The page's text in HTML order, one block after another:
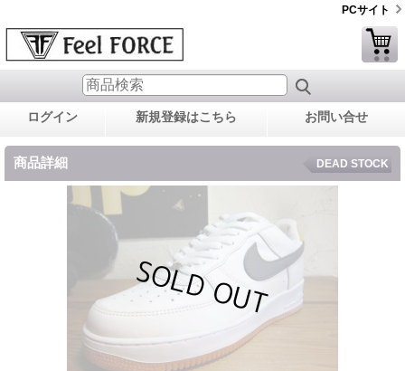
PCサイト
ログイン 新規登録はこちら お問い合せ
商品詳細 DEAD STOCK